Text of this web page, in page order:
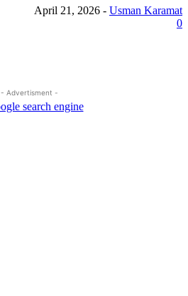
Usman Karamat
-
April 21, 2026
0
- Advertisment -